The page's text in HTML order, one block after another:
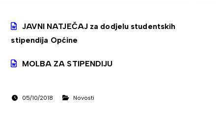
JAVNI NATJEČAJ za dodjelu studentskih
stipendija Općine
MOLBA ZA STIPENDIJU
05/10/2018 Novosti